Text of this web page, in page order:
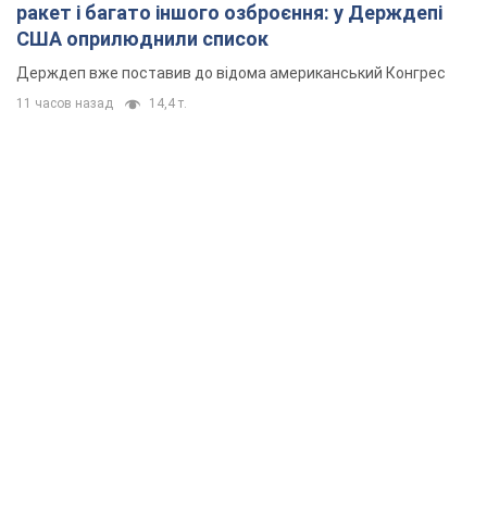
ракет і багато іншого озброєння: у Держдепі
США оприлюднили список
Держдеп вже поставив до відома американський Конгрес
11 часов назад 14,4 т.